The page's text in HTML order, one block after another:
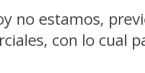
no estamos,
con lo cual